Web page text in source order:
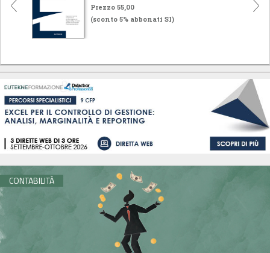
Prezzo 55,00
(sconto 5% abbonati SI)
CONTABILITÀ